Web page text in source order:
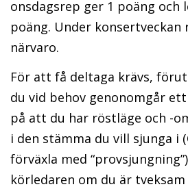
onsdagsrep ger 1 poäng och
poäng. Under
närvaro.
För att få deltaga krävs,
du vid behov genonomgår
på att du har röstläge och -
i den stämma du vill sjunga i
förväxla med
körledaren om du är